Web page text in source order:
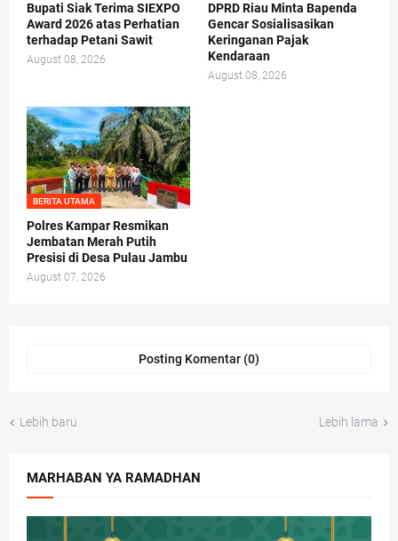
Bupati Siak Terima SIEXPO
Award 2026 atas Perhatian
terhadap Petani Sawit
August 08, 2026
DPRD Riau Minta Bapenda
Gencar Sosialisasikan
Keringanan Pajak
Kendaraan
August 08, 2026
BERITA UTAMA
Polres Kampar Resmikan
Jembatan Merah Putih
Presisi di Desa Pulau Jambu
August 07, 2026
Posting Komentar (0)
Lebih baru Lebih lama
MARHABAN YA RAMADHAN